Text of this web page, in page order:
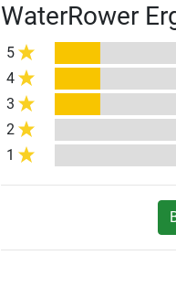
WaterRower
5
4
3
2
1